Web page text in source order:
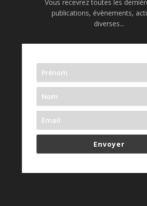
Vous recevrez toutes les
publications, évènements,
diverses...
Envoyer